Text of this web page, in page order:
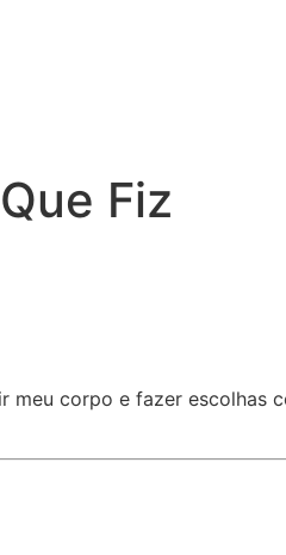
Fiz
corpo e fazer escolhas